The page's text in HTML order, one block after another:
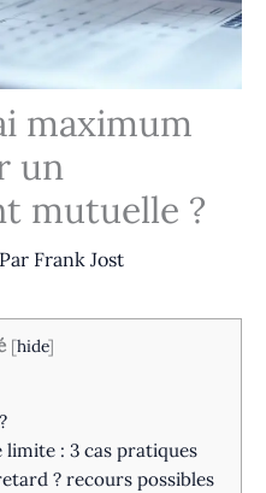
maximum
un
mutuelle ?
Par Frank Jost
[hide]
: 3 cas pratiques
? recours possibles